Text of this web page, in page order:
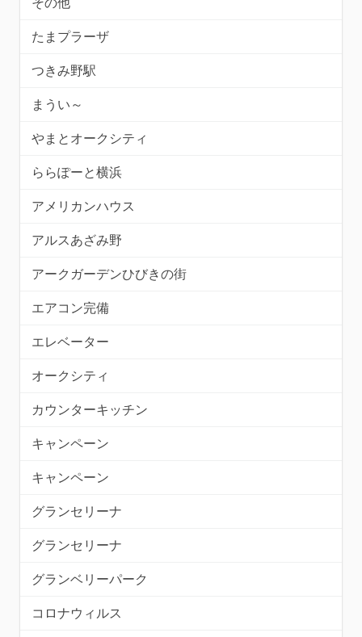
たまプラーザ
つきみ野駅
まうい～
やまとオークシティ
ららぽーと横浜
アメリカンハウス
アルスあざみ野
アークガーデンひびきの街
エアコン完備
エレベーター
オークシティ
カウンターキッチン
キャンペーン
キャンペーン
グランセリーナ
グランセリーナ
グランベリーパーク
コロナウィルス